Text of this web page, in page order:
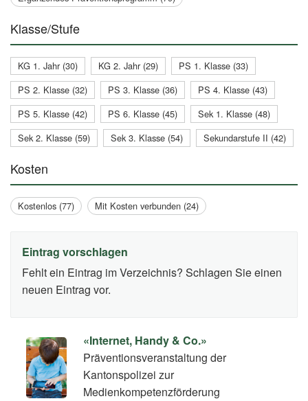
«Internet, Handy & Co.»
Präventionsveranstaltung der
Kantonspolizei zur
Medienkompetenzförderung
Klasse/Stufe
KG 1. Jahr (30) KG 2. Jahr (29)
PS 1. Klasse (33)
PS 2. Klasse (32)
PS 3. Klasse (36)
PS 4. Klasse (43)
PS 5. Klasse (42)
PS 6. Klasse (45)
Sek 1. Klasse (48)
Sek 2. Klasse (59)
Sek 3. Klasse (54) Sekundarstufe II (42)
Kosten
Kostenlos (77) Mit Kosten verbunden (24)
Eintrag vorschlagen
Fehlt ein Eintrag im Verzeichnis? Schlagen Sie einen
neuen Eintrag vor.